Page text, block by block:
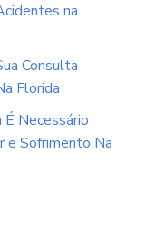
na
Consulta
Florida
Necessário
e Sofrimento Na